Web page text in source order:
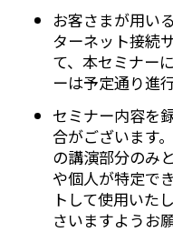
お客さまが用い
ターネット接続
て、本セミナー
ーは予定通り進
セミナー内容を
合がございます
の講演部分のみ
や個人が特定で
トして使用いた
さいますようお